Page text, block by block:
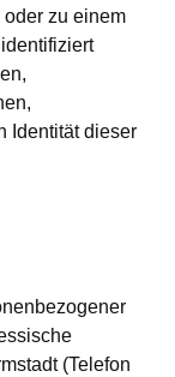
zu einem
Identität dieser
(Telefon